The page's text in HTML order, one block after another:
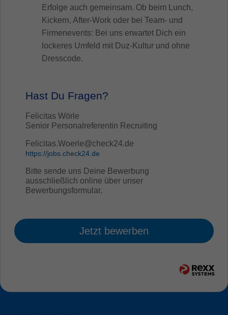
Erfolge auch gemeinsam. Ob beim Lunch,
Kickern, After-Work oder bei Team- und
Firmenevents: Bei uns erwartet Dich ein
lockeres Umfeld mit Duz-Kultur und ohne
Dresscode.
Hast Du Fragen?
Felicitas Wörle
Senior Personalreferentin Recruiting
Felicitas.Woerle@check24.de
https://jobs.check24.de
Bitte sende uns Deine Bewerbung
ausschließlich online über unser
Bewerbungsformular.
Jetzt bewerben